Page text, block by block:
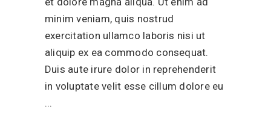
minim veniam, quis nostrud
exercitation ullamco laboris nisi ut
aliquip ex ea commodo consequat.
Duis aute irure dolor in reprehenderit
in voluptate velit esse cillum dolore eu